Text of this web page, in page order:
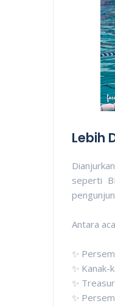
Lebih
seperti
Antara
✨
✨ Kanak-
✨
✨